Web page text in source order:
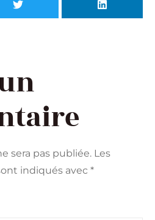
sera pas publiée. Les
indiqués avec *